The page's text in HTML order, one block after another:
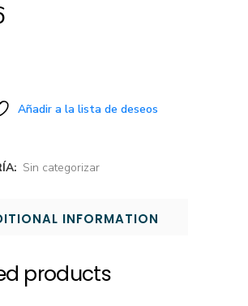
Añadir a la lista de deseos
Sin categorizar
INFORMATION
products